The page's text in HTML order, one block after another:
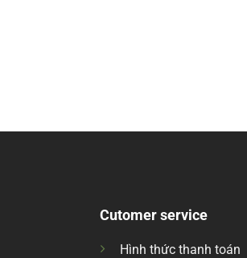
Cutomer service
Hình thức thanh toán